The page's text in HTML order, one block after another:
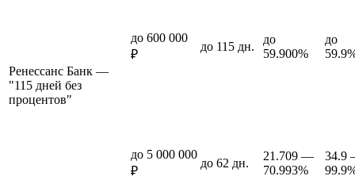
Ренессанс Банк —
"115 дней без
процентов"
до 600 000
₽
до 115 дн.
до
59.900%
до
до 5 000 000
₽
до 62 дн.
21.709 —
70.993%
34.9